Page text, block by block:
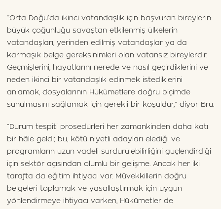
“Orta Doğu’da ikinci vatandaşlık için başvuran bireylerin
büyük çoğunluğu savaştan etkilenmiş ülkelerin
vatandaşları, yerinden edilmiş vatandaşlar ya da
karmaşık belge gereksinimleri olan vatansız bireylerdir.
Geçmişlerini, hayatlarını nerede ve nasıl geçirdiklerini ve
neden ikinci bir vatandaşlık edinmek istediklerini
anlamak, dosyalarının Hükümetlere doğru biçimde
sunulmasını sağlamak için gerekli bir koşuldur,” diyor Bru.
“Durum tespiti prosedürleri her zamankinden daha katı
bir hâle geldi; bu, kötü niyetli adayları elediği ve
programların uzun vadeli sürdürülebilirliğini güçlendirdiği
için sektör açısından olumlu bir gelişme. Ancak her iki
tarafta da eğitim ihtiyacı var. Müvekkillerin doğru
belgeleri toplamak ve yasallaştırmak için uygun
yönlendirmeye ihtiyacı varken, Hükümetler de